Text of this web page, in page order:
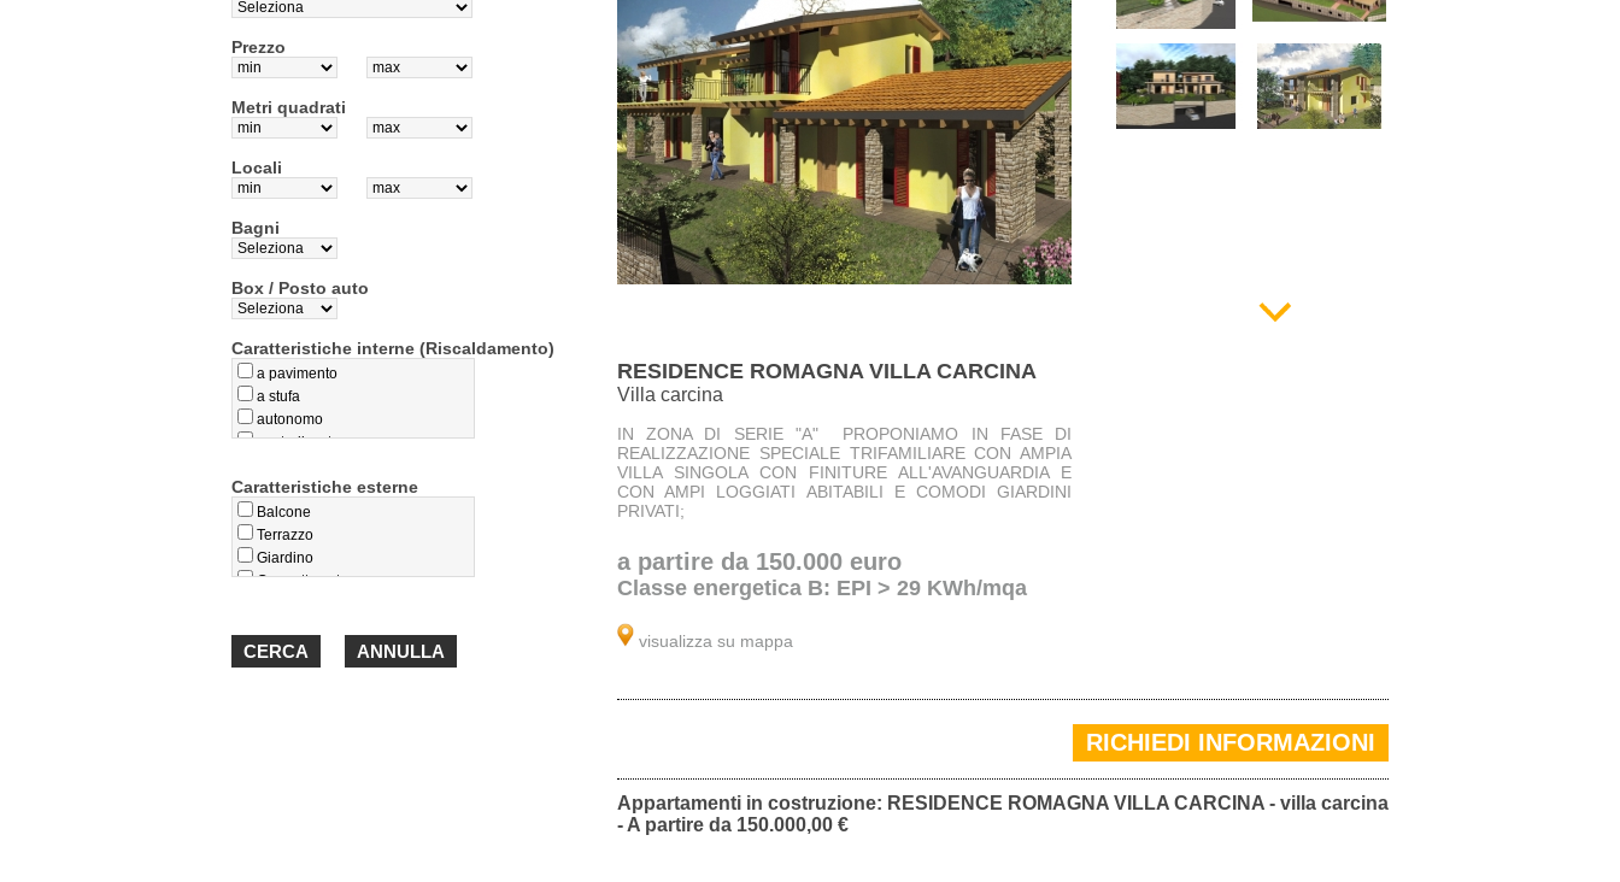
Prezzo
Metri quadrati
Locali
Bagni
Box / Posto auto
Caratteristiche interne (Riscaldamento)
a pavimento
a stufa
autonomo
centralizzato
teleriscaldamento
termoconvettori
Caratteristiche esterne
Balcone
Terrazzo
Giardino
Cappotto esterno
RESIDENCE ROMAGNA VILLA CARCINA
Villa carcina
IN ZONA DI SERIE "A" PROPONIAMO IN FASE DI
REALIZZAZIONE SPECIALE TRIFAMILIARE CON AMPIA
VILLA SINGOLA CON FINITURE ALL'AVANGUARDIA E
CON AMPI LOGGIATI ABITABILI E COMODI GIARDINI
PRIVATI;
a partire da 150.000 euro
Classe energetica B: EPI > 29 KWh/mqa
visualizza su mappa
RICHIEDI INFORMAZIONI
Appartamenti in costruzione: RESIDENCE ROMAGNA VILLA CARCINA - villa carcina
- A partire da 150.000,00 €